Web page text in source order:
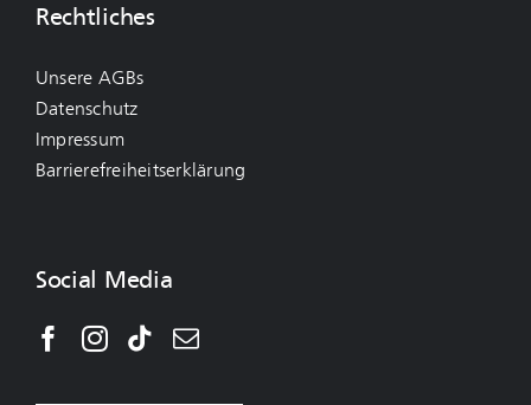
Rechtliches
Unsere AGBs
Datenschutz
Impressum
Barrierefreiheitserklärung
Social Media